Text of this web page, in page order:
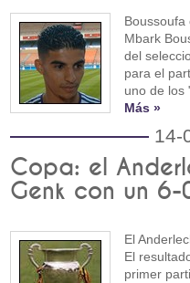
Boussoufa
Mbark
del
para el
uno de los
Más »
14-
Copa: el
Genk con un 6-
El
El
primer